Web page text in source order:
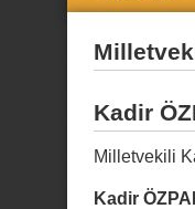
Kadir
Milletvekili
Kadir